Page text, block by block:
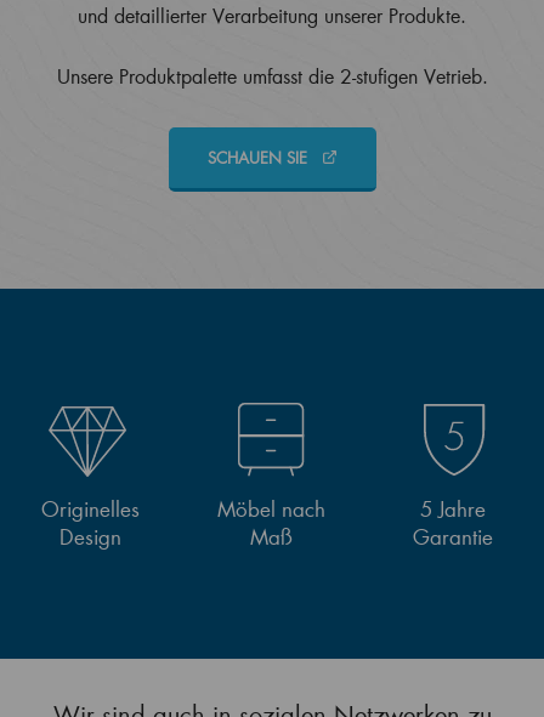
und detaillierter Verarbeitung unserer Produkte.
Unsere Produktpalette umfasst die 2-stufigen Vetrieb.
SCHAUEN SIE
Originelles
Design
Möbel nach
Maß
5 Jahre
Garantie